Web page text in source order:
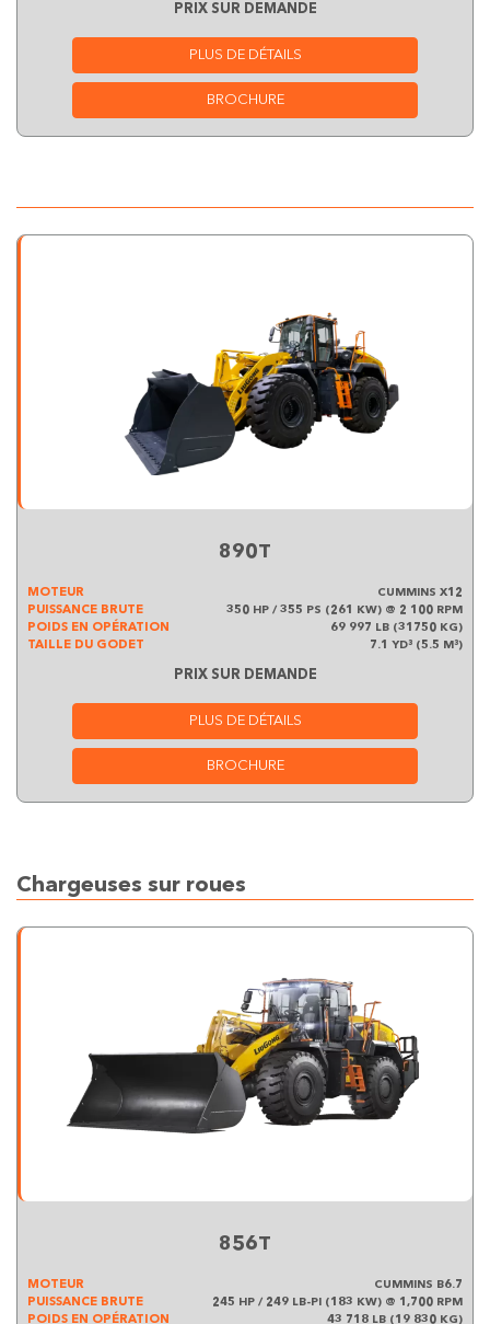
PRIX SUR DEMANDE
PLUS DE DÉTAILS
BROCHURE
890T
MOTEUR
CUMMINS X12
PUISSANCE BRUTE
350 HP / 355 PS (261 KW) @ 2 100 RPM
POIDS EN OPÉRATION
69 997 LB (31750 KG)
TAILLE DU GODET
7.1 YD³ (5.5 M³)
PRIX SUR DEMANDE
PLUS DE DÉTAILS
BROCHURE
Chargeuses sur roues
856T
MOTEUR
CUMMINS B6.7
PUISSANCE BRUTE
245 HP / 249 LB-PI (183 KW) @ 1,700 RPM
POIDS EN OPÉRATION
43 718 LB (19 830 KG)